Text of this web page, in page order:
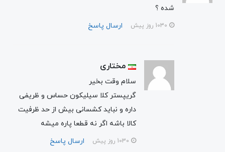
شده ؟
ارسال پاسخ
مختاری
سلام وقت بخیر
گریپستر کلا سیلیکون حساس و ظریفی
داره و نباید کشسانی بیش از حد ظرفیت
کالا باشه اگر نه قطعا پاره میشه
ارسال پاسخ